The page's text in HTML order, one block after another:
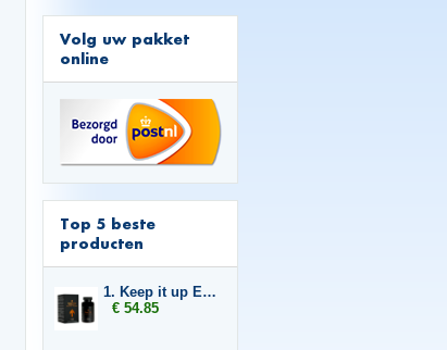
Volg uw pakket
online
Top 5 beste
producten
1. Keep it up Enlargement 3x
€ 54.85